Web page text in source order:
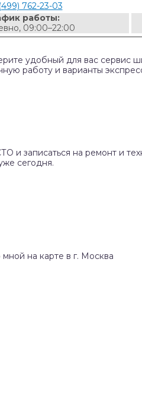
762-23-03
работы:
09:00–22:00
удобный для вас сервис
работу и варианты
и записаться на ремонт и
сегодня.
на карте в г. Москва